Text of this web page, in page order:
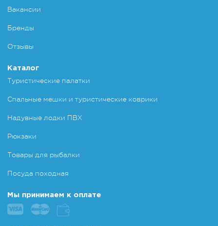
Вакансии
Бренды
Отзывы
Каталог
Туристические палатки
Спальные мешки и туристические коврики
Надувные лодки ПВХ
Рюкзаки
Товары для рыбалки
Посуда походная
Мы принимаем к оплате